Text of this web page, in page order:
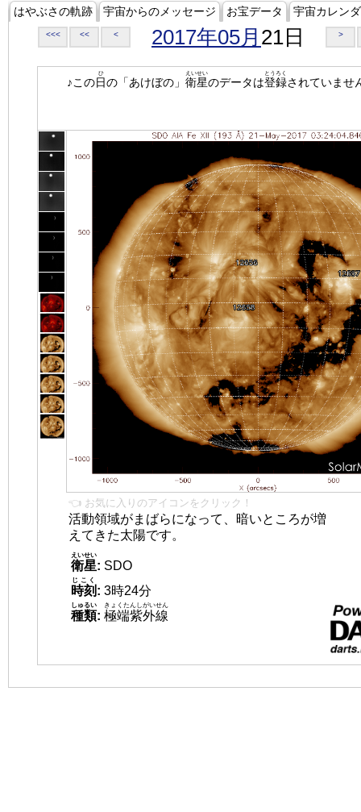
はやぶさの軌跡 宇宙からのメッセージ お宝データ 宇宙カレン
<<< << < 2017年05月 21日 >
♪この日
ひ
の「あけぼの」 衛星
えいせい
のデータは登録
とうろく
されていませ
👈 お気に入りのアイコンをクリック！
活動領域がまばらになって、暗いところが増
えてきた太陽です。
衛星
えいせい
: SDO
時刻
じこく
: 3時24分
種類
しゅるい
: 極端紫外線
きょくたんしがいせん